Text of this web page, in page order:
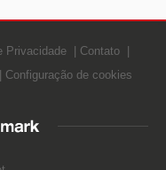
Privacidade
Contato
Configuração de cookies